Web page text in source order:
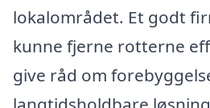
lokalområdet. Et godt
kunne fjerne rotterne
give råd om